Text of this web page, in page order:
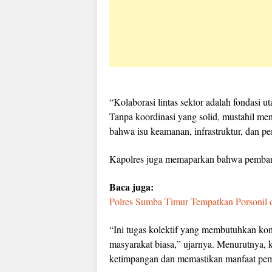
“Kolaborasi lintas sektor adalah fondasi
Tanpa koordinasi yang solid, mustahil
bahwa isu keamanan, infrastruktur, dan
Kapolres juga memaparkan bahwa
Baca juga:
Polres Sumba Timur Tempatkan Porsonil
“Ini tugas kolektif yang membutuhkan
masyarakat biasa,” ujarnya.
ketimpangan dan memastikan manfaat